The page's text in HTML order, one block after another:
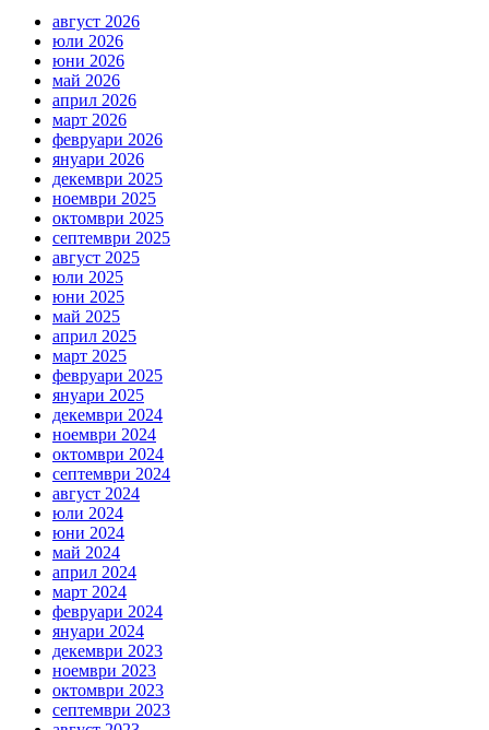
август 2026
юли 2026
юни 2026
май 2026
април 2026
март 2026
февруари 2026
януари 2026
декември 2025
ноември 2025
октомври 2025
септември 2025
август 2025
юли 2025
юни 2025
май 2025
април 2025
март 2025
февруари 2025
януари 2025
декември 2024
ноември 2024
октомври 2024
септември 2024
август 2024
юли 2024
юни 2024
май 2024
април 2024
март 2024
февруари 2024
януари 2024
декември 2023
ноември 2023
октомври 2023
септември 2023